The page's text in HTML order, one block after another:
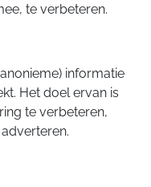
te verbeteren.
informatie
Het doel ervan is
te verbeteren,